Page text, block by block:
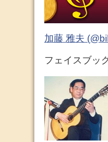
加藤 雅夫
フェイスブッ